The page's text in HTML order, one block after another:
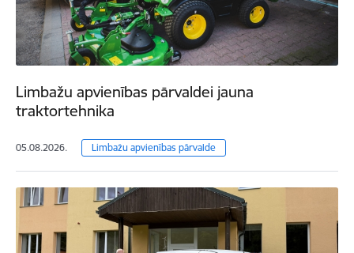
Limbažu apvienības pārvaldei jauna
traktortehnika
05.08.2026. Limbažu apvienības pārvalde